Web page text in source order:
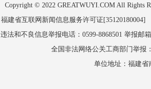
Copyright © 2022 GREATWUYI.COM All Rights
福建省互联网新闻信息服务许可证
违法和不良信息举报电话：0599-8868501 举报邮
全国非法网络公关工商部门举报
单位地址：福建省